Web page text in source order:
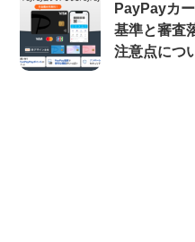
PayPayカ
基準と審査
注意点につ